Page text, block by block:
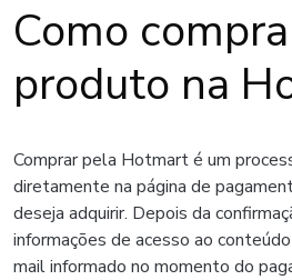
Como
produto na
Comprar pela Hotmart é um
diretamente na página de
deseja adquirir. Depois da
informações de acesso ao
mail informado no momento do